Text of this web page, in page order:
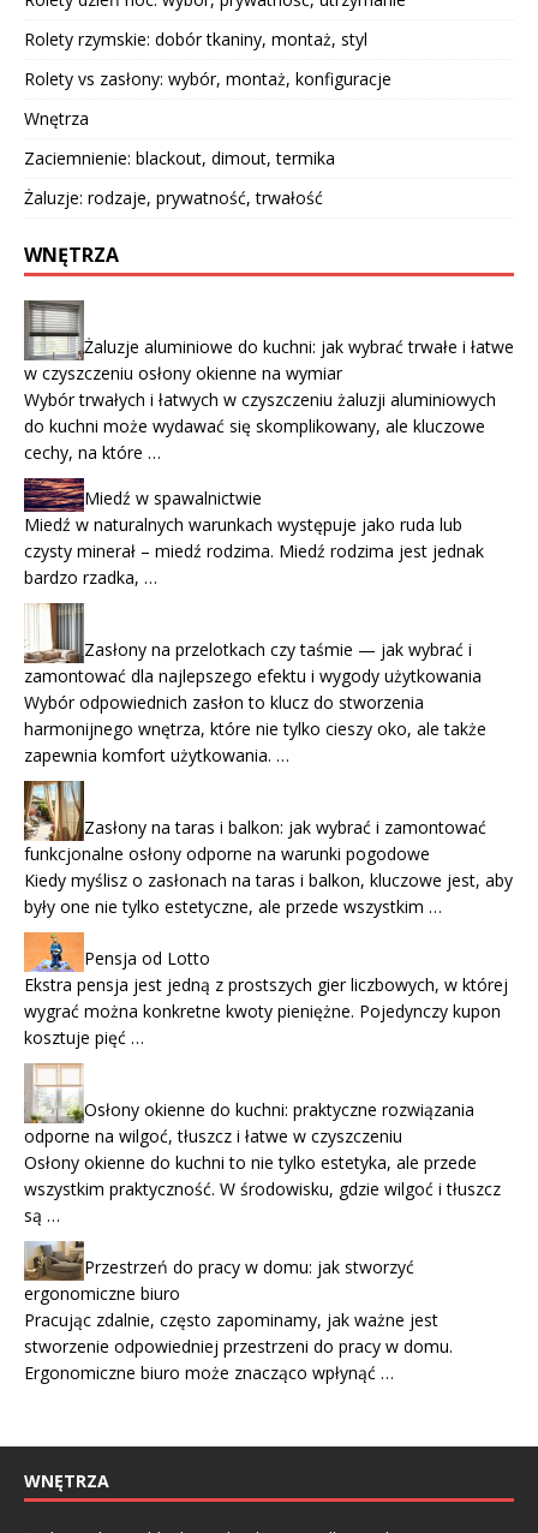
Rolety rzymskie: dobór tkaniny, montaż, styl
Rolety vs zasłony: wybór, montaż, konfiguracje
Wnętrza
Zaciemnienie: blackout, dimout, termika
Żaluzje: rodzaje, prywatność, trwałość
WNĘTRZA
Żaluzje aluminiowe do kuchni: jak wybrać trwałe i łatwe
w czyszczeniu osłony okienne na wymiar
Wybór trwałych i łatwych w czyszczeniu żaluzji aluminiowych
do kuchni może wydawać się skomplikowany, ale kluczowe
cechy, na które …
Miedź w spawalnictwie
Miedź w naturalnych warunkach występuje jako ruda lub
czysty minerał – miedź rodzima. Miedź rodzima jest jednak
bardzo rzadka, …
Zasłony na przelotkach czy taśmie — jak wybrać i
zamontować dla najlepszego efektu i wygody użytkowania
Wybór odpowiednich zasłon to klucz do stworzenia
harmonijnego wnętrza, które nie tylko cieszy oko, ale także
zapewnia komfort użytkowania. …
Zasłony na taras i balkon: jak wybrać i zamontować
funkcjonalne osłony odporne na warunki pogodowe
Kiedy myślisz o zasłonach na taras i balkon, kluczowe jest, aby
były one nie tylko estetyczne, ale przede wszystkim …
Pensja od Lotto
Ekstra pensja jest jedną z prostszych gier liczbowych, w której
wygrać można konkretne kwoty pieniężne. Pojedynczy kupon
kosztuje pięć …
Osłony okienne do kuchni: praktyczne rozwiązania
odporne na wilgoć, tłuszcz i łatwe w czyszczeniu
Osłony okienne do kuchni to nie tylko estetyka, ale przede
wszystkim praktyczność. W środowisku, gdzie wilgoć i tłuszcz
są …
Przestrzeń do pracy w domu: jak stworzyć
ergonomiczne biuro
Pracując zdalnie, często zapominamy, jak ważne jest
stworzenie odpowiedniej przestrzeni do pracy w domu.
Ergonomiczne biuro może znacząco wpłynąć …
WNĘTRZA